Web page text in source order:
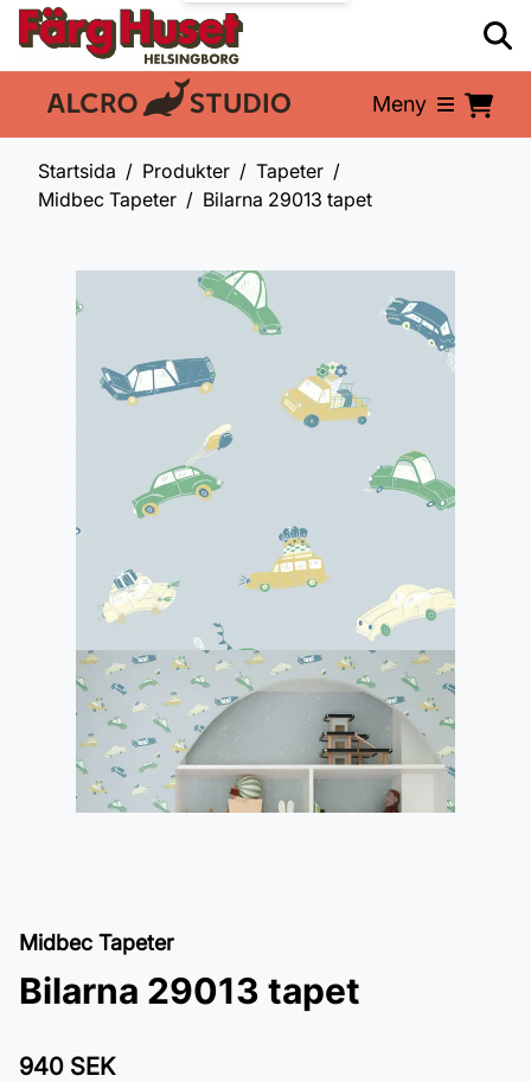
En del av: Meny
Startsida Produkter
Tapeter
Midbec Tapeter
Bilarna 29013 tapet
Midbec Tapeter
Bilarna 29013 tapet
940 SEK